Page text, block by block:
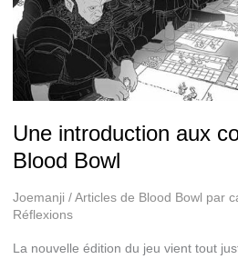
Une introduction aux
Blood Bowl
Joemanji / Articles de Blood Bowl par
Réflexions
La nouvelle édition du jeu vient tout